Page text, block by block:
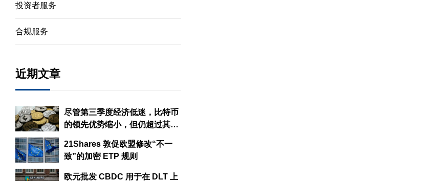
投资者服务
合规服务
近期文章
尽管第三季度经济低迷，比特币
的领先优势缩小，但仍超过其他
21Shares 敦促欧盟修改“不一
致”的加密 ETP 规则
欧元批发 CBDC 用于在 DLT 上